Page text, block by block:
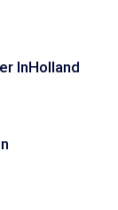
InHolland